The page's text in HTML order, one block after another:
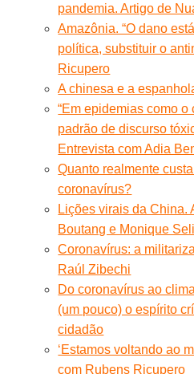
pandemia. Artigo de
Amazônia. “O dano
política, substituir o
Ricupero
A chinesa e a
“Em epidemias como
padrão de discurso
Entrevista com Adia
Quanto realmente
coronavírus?
Lições virais da China.
Boutang e Monique
Coronavírus: a
Raúl Zibechi
Do coronavírus ao
(um pouco) o espírito
cidadão
‘Estamos voltando ao
com Rubens Ricupero